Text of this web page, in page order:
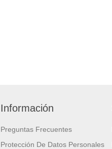
Información
Preguntas Frecuentes
Protección De Datos Personales